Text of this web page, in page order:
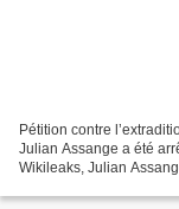
Pétition contre
Julian Assange a été
Wikileaks, Julian